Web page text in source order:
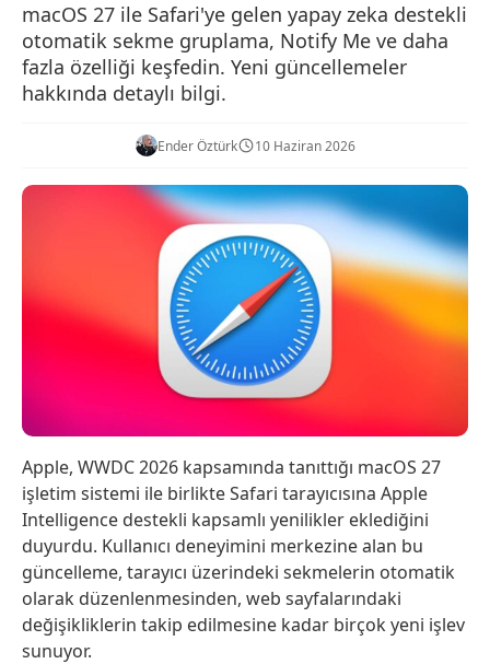
macOS 27 ile Safari'ye gelen yapay zeka destekli
otomatik sekme gruplama, Notify Me ve daha
fazla özelliği keşfedin. Yeni güncellemeler
hakkında detaylı bilgi.
Ender Öztürk 10 Haziran 2026
Apple, WWDC 2026 kapsamında tanıttığı macOS 27
işletim sistemi ile birlikte Safari tarayıcısına Apple
Intelligence destekli kapsamlı yenilikler eklediğini
duyurdu. Kullanıcı deneyimini merkezine alan bu
güncelleme, tarayıcı üzerindeki sekmelerin otomatik
olarak düzenlenmesinden, web sayfalarındaki
değişikliklerin takip edilmesine kadar birçok yeni işlev
sunuyor.